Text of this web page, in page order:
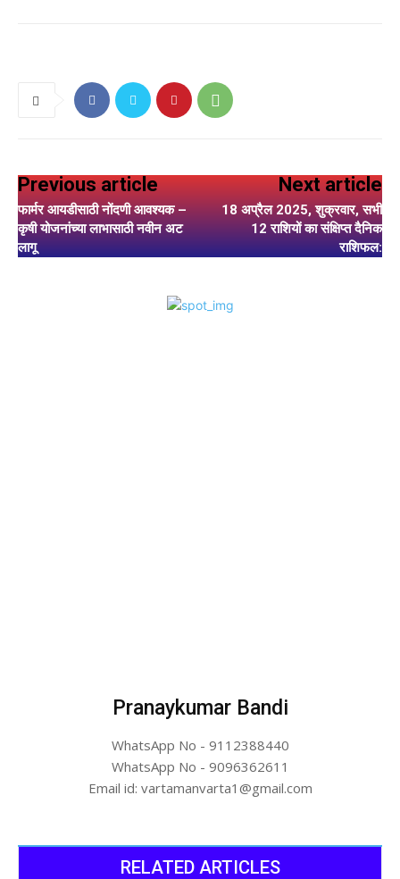
Previous article
फार्मर आयडीसाठी नोंदणी आवश्यक –
कृषी योजनांच्या लाभासाठी नवीन अट
लागू
Next article
18 अप्रैल 2025, शुक्रवार, सभी
12 राशियों का संक्षिप्त दैनिक
राशिफल:
Pranaykumar Bandi
WhatsApp No - 9112388440
WhatsApp No - 9096362611
Email id: vartamanvarta1@gmail.com
RELATED ARTICLES